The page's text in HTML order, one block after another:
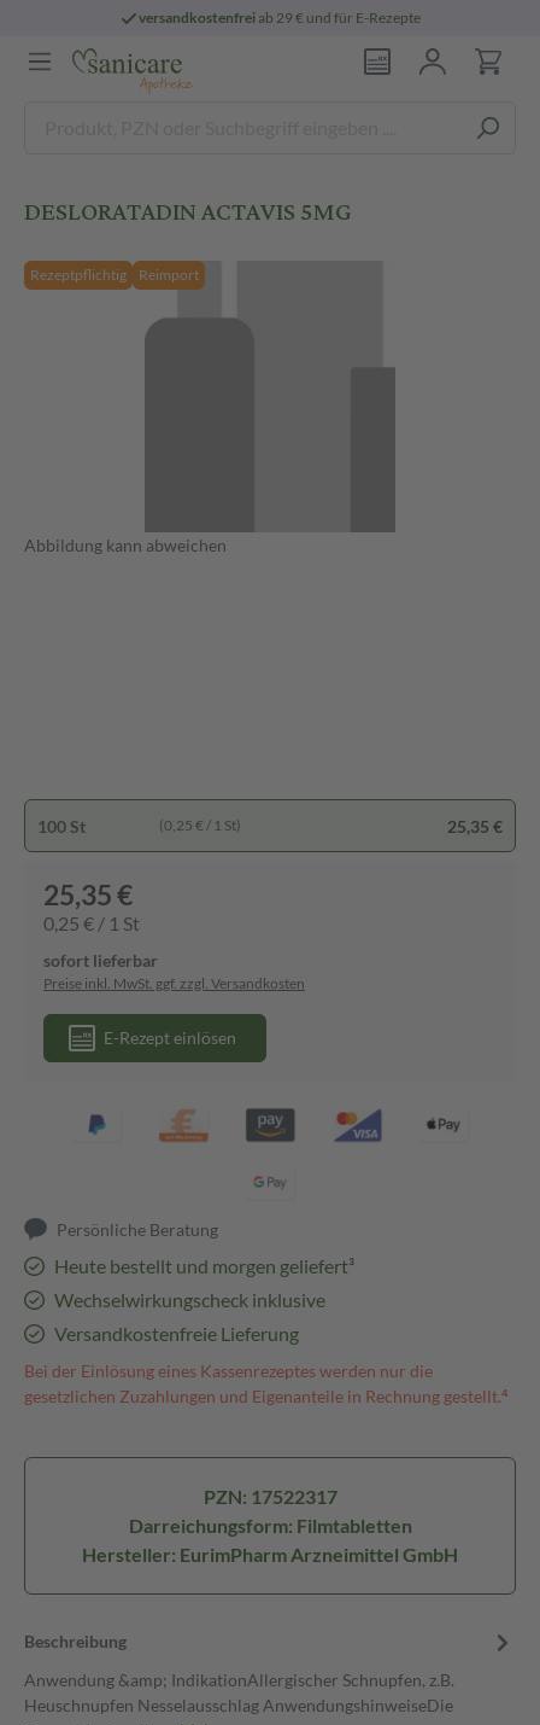
versandkostenfreiab 29 € und für E-Rezepte
DESLORATADIN ACTAVIS 5MG
Rezeptpflichtig Reimport
Abbildung kann abweichen
100 St (0,25 € / 1 St) 25,35 €
25,35 €
0,25 € / 1 St
sofort lieferbar
Preise inkl. MwSt. ggf. zzgl. Versandkosten
E-Rezept einlösen
Persönliche Beratung
Heute bestellt und morgen geliefert³
Wechselwirkungscheck inklusive
Versandkostenfreie Lieferung
Bei der Einlösung eines Kassenrezeptes werden nur die
gesetzlichen Zuzahlungen und Eigenanteile in Rechnung gestellt.⁴
PZN: 17522317
Darreichungsform: Filmtabletten
Hersteller: EurimPharm Arzneimittel GmbH
Beschreibung
Anwendung &amp; IndikationAllergischer Schnupfen, z.B.
Heuschnupfen Nesselausschlag AnwendungshinweiseDie